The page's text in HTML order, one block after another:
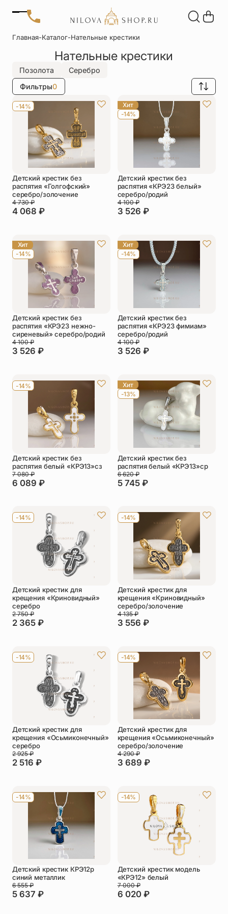
Позвонить
+7 (906) 655-37-20
Автомобильные
иконы
Браслеты
Детские
крестики
Настольные
Нательные
крестики
Нательные
Образки
именные
Подвески
Складни
Статуэтки
Упаковка
Цепи
Чётки
Шнурки на
Другое
Статьи
Главная-Каталог-Нательные крестики
Нательные крестики
Фильтры0
Позолота Серебро
-14%
Детский крестик без
распятия «Голгофский»
серебро/золочение
4 068 ₽
4 730₽
Хит
-14%
Детский крестик без
распятия «КРЭ23 белый»
серебро/родий
3 526 ₽
4 100₽
Хит
-14%
Детский крестик без
распятия «КРЭ23 нежно-
сиреневый» серебро/родий
3 526 ₽
4 100₽
Хит
-14%
Детский крестик без
распятия «КРЭ23 фимиам»
серебро/родий
3 526 ₽
4 100₽
-14%
Детский крестик без
распятия белый «КРЭ13»сз
6 089 ₽
7 080₽
Хит
-13%
Детский крестик без
распятия белый «КРЭ13»ср
5 745 ₽
6 620₽
-14%
Детский крестик для
крещения «Криновидный»
серебро
2 365 ₽
2 750₽
-14%
Детский крестик для
крещения «Криновидный»
серебро/золочение
3 556 ₽
4 135₽
-14%
Детский крестик для
крещения «Осьмиконечный»
серебро
2 516 ₽
2 925₽
-14%
Детский крестик для
крещения «Осьмиконечный»
серебро/золочение
3 689 ₽
4 290₽
-14%
Детский крестик КРЭ12р
синий металлик
5 637 ₽
6 555₽
-14%
Детский крестик модель
«КРЭ12» белый
6 020 ₽
7 000₽